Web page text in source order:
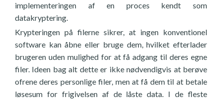
implementeringen af en proces kendt som
datakryptering.
Krypteringen på filerne sikrer, at ingen konventionel
software kan åbne eller bruge dem, hvilket efterlader
brugeren uden mulighed for at få adgang til deres egne
filer. Ideen bag alt dette er ikke nødvendigvis at berøve
ofrene deres personlige filer, men at få dem til at betale
løsesum for frigivelsen af de låste data. I de fleste